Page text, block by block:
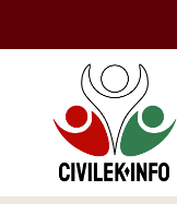
tartalomba